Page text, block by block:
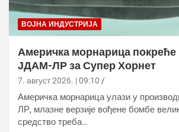
ВОЈНА ИНДУСТРИЈА
Америчка морнарица
ЈДАМ-ЛР за Супер Хорнет
7. август 2026. | 09:10
Америчка морнарица улази у
ЛР, млазне верзије вођене бомбе
средство треба…